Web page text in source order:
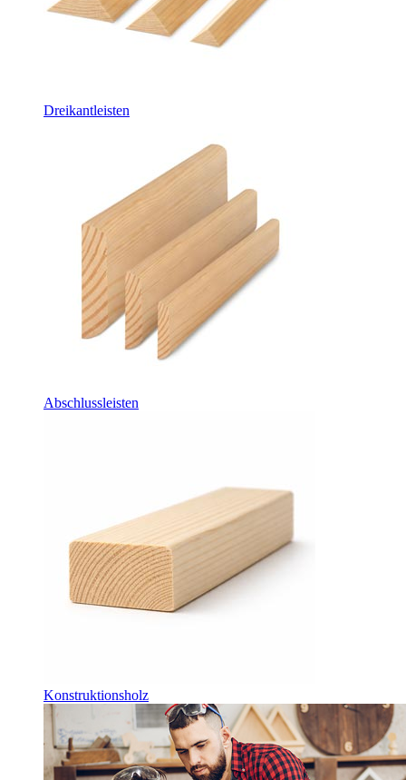
Dreikantleisten
Abschlussleisten
Konstruktionsholz